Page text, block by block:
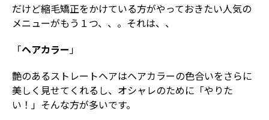
だけど縮毛矯正をかけている方がやっておきたい人気の
メニューがもう１つ、、。それは、、
「ヘアカラー」
艶のあるストレートヘアはヘアカラーの色合いをさらに
美しく見せてくれるし、オシャレのために「やりた
い！」そんな方が多いです。